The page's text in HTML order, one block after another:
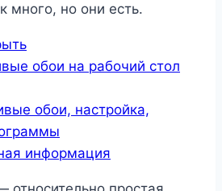
много, но они есть.
обои на рабочий стол
обои, настройка,
информация